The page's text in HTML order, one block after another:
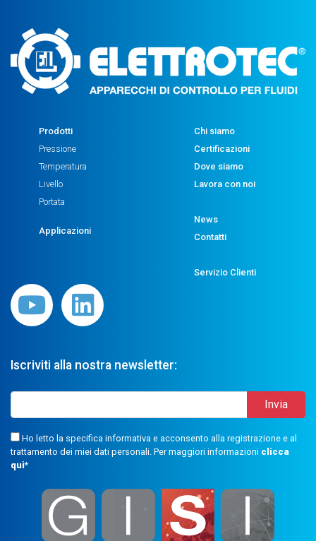
Prodotti
Pressione
Temperatura
Livello
Portata
Applicazioni
Chi siamo
Certificazioni
Dove siamo
Lavora con noi
News
Contatti
Servizio Clienti
Iscriviti alla nostra newsletter:
Ho letto la specifica informativa e acconsento alla registrazione e al
trattamento dei miei dati personali. Per maggiori informazioni clicca
qui*